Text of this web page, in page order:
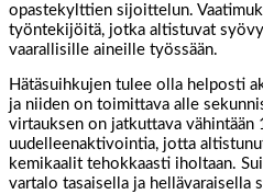
opastekylttien sijoittelun.
työntekijöitä, jotka altistuvat
vaarallisille aineille työssään.
Hätäsuihkujen tulee olla helposti
ja niiden on toimittava alle
virtauksen on jatkuttava vähintään
uudelleenaktivointia, jotta
kemikaalit tehokkaasti iholtaan.
vartalo tasaisella ja hellävaraisella